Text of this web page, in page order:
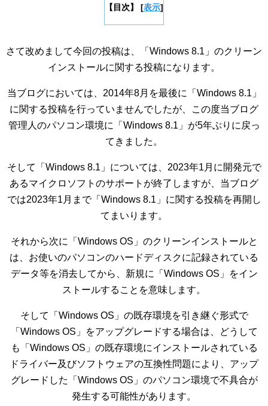
【目次】 [表示]
さて改めまして今回の投稿は、「Windows 8.1」のクリーン
インストールに関する投稿になります。
当ブログにおいては、2014年8月を最後に「Windows 8.1」
に関する投稿を行っていませんでしたが、この度当ブログ
管理人のパソコン環境に「Windows 8.1」が5年ぶりに戻っ
てきました。
そして「Windows 8.1」については、2023年1月に開発元で
あるマイクロソフトのサポートが終了しますが、当ブログ
では2023年1月まで「Windows 8.1」に関する投稿を再開し
てまいります。
それから次に「Windows OS」のクリーンインストールと
は、お使いのパソコンのハードディスクに記録されている
データ等を消去してから、新規に「Windows OS」をイン
ストールすることを意味します。
そして「Windows OS」の既存環境を引き継ぐ形式で
「Windows OS」をアップグレードする場合は、どうして
も「Windows OS」の既存環境にインストールされている
ドライバー及びソフトウェアの互換性問題により、アップ
グレードした「Windows OS」のパソコン環境で不具合が
発生する可能性があります。